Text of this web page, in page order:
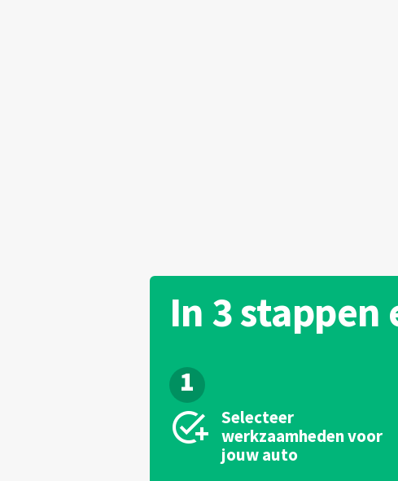
In 3 stappen
1
Selecteer
werkzaamheden voor
jouw auto